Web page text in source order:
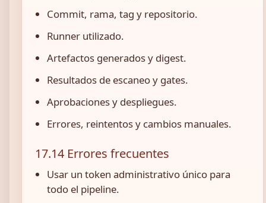
Commit, rama, tag y repositorio.
Runner utilizado.
Artefactos generados y digest.
Resultados de escaneo y gates.
Aprobaciones y despliegues.
Errores, reintentos y cambios manuales.
17.14 Errores frecuentes
Usar un token administrativo único para
todo el pipeline.